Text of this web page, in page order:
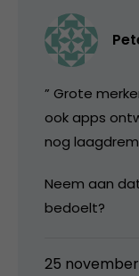
” Grote
ook apps
nog
Neem aan
bedoelt?
25 november